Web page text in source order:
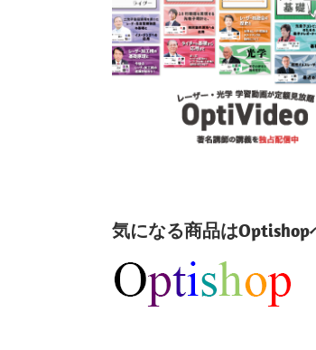
気になる商品はOptishop